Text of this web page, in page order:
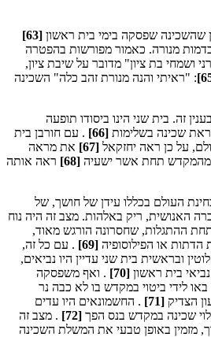
שהשכינה שפסקה בימי בית ראשון [63]
מנורה. כאמור מפורשות בהפטרה
ושמחי בת ציון" מדובר על שיבת ציון,
: "ראיתי והנה מנורת זהב כלה" השכינה
זה. בית שני הינו ביסודו תופעה
שכינה בשלימות [66]
. עם חורבן בית
על כן ראה יחזקאל [67]
את מראה
מהמקדש תחת אשר ישעיה [68]
ראה אותה
העולם בכללו עידן של חושך, של
האנושית, ריק באלהות. מצב זה היה נוח
ההתגלות, שחסרונה הורגש מאוד,
הדתות או הפילוסופיה [69]
. עם כל זה,
ובראשית בית שני עדיין היו נביאים,
בית ראשון [70]
. ואף משפסקה
באו לידי ביטוי במקדש בו לא כבה נר
הצדיק [71]
. החשמונאים היו עדים
שכינה במקדש בנס הפך [72]
. מצב זה
מזמין באופן טבעי את המשלת השכינה